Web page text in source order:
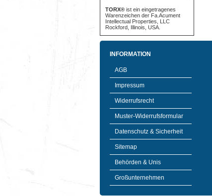
TORX® ist ein eingetragenes
Warenzeichen der Fa.Acument
Intellectual Properties, LLC
Rockford, Illinois, USA.
INFORMATION
AGB
Impressum
Widerrufsrecht
Muster-Widerrufsformular
Datenschutz & Sicherheit
Sitemap
Behörden & Unis
Großunternehmen